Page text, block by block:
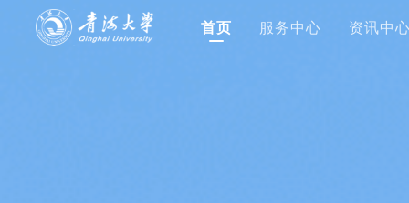
首页 服务中心 资讯中